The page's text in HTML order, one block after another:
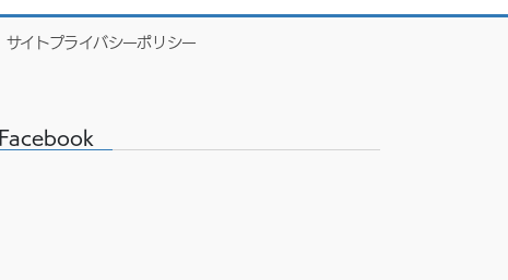
サイトプライバシーポリシー
Facebook